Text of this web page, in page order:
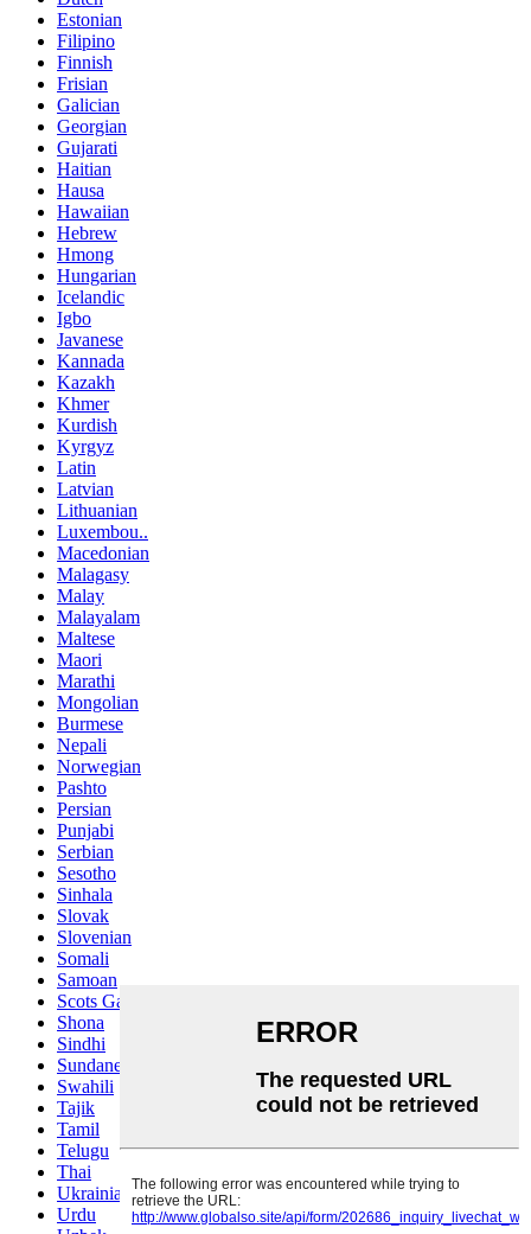
Estonian
Filipino
Finnish
Frisian
Galician
Georgian
Gujarati
Haitian
Hausa
Hawaiian
Hebrew
Hmong
Hungarian
Icelandic
Igbo
Javanese
Kannada
Kazakh
Khmer
Kurdish
Kyrgyz
Latin
Latvian
Lithuanian
Luxembou..
Macedonian
Malagasy
Malay
Malayalam
Maltese
Maori
Marathi
Mongolian
Burmese
Nepali
Norwegian
Pashto
Persian
Punjabi
Serbian
Sesotho
Sinhala
Slovak
Slovenian
Somali
Samoan
Scots Gaelic
Shona
Sindhi
Sundanese
Swahili
Tajik
Tamil
Telugu
Thai
Ukrainian
Urdu